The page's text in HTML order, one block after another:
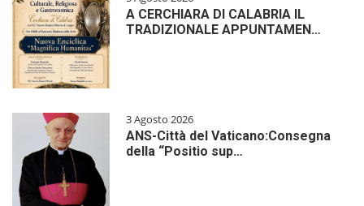
A CERCHIARA DI CALABRIA IL
TRADIZIONALE APPUNTAMEN…
3 Agosto 2026
ANS-Città del Vaticano:Consegna
della “Positio sup…